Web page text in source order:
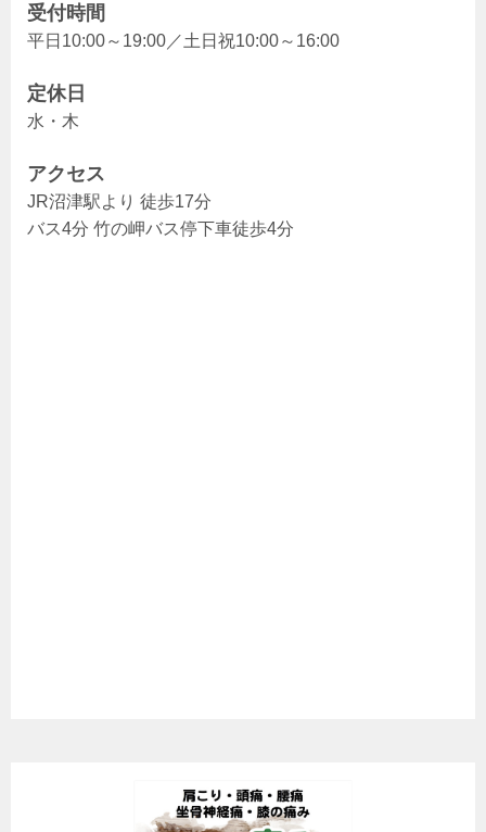
受付時間
平日10:00～19:00／土日祝10:00～16:00
定休日
水・木
アクセス
JR沼津駅より 徒歩17分
バス4分 竹の岬バス停下車徒歩4分